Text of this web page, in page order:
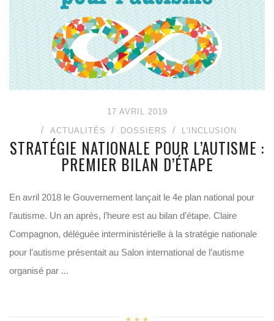
17 AVRIL 2019
ACTUALITÉS DOSSIERS L'INCLUSION
STRATÉGIE NATIONALE POUR L’AUTISME :
PREMIER BILAN D’ÉTAPE
En avril 2018 le Gouvernement lançait le 4e plan national pour
l’autisme. Un an après, l’heure est au bilan d’étape. Claire
Compagnon, déléguée interministérielle à la stratégie nationale
pour l’autisme présentait au Salon international de l’autisme
organisé par ...